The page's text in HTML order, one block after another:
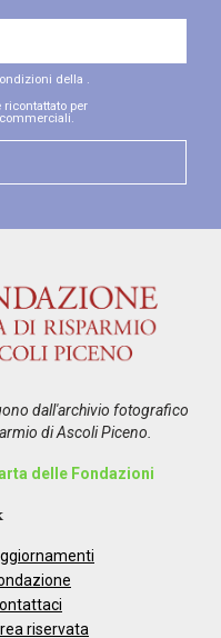
della
per
dall'archivio fotografico
di Ascoli Piceno.
delle Fondazioni
riservata